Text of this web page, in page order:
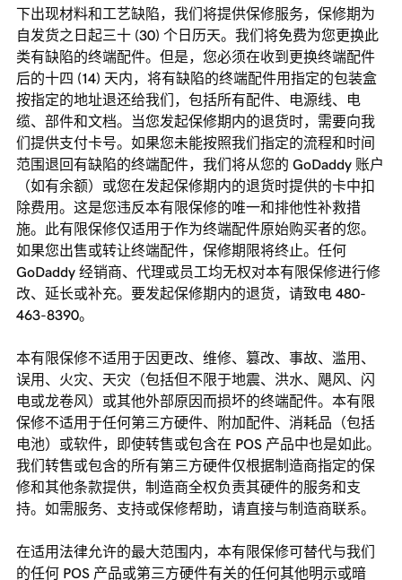
下出现材料和工艺缺陷，我们将提供保修服务，保修期为
自发货之日起三十 (30) 个日历天。我们将免费为您更换此
类有缺陷的终端配件。但是，您必须在收到更换终端配件
后的十四 (14) 天内，将有缺陷的终端配件用指定的包装盒
按指定的地址退还给我们，包括所有配件、电源线、电
缆、部件和文档。当您发起保修期内的退货时，需要向我
们提供支付卡号。如果您未能按照我们指定的流程和时间
范围退回有缺陷的终端配件，我们将从您的 GoDaddy 账户
（如有余额）或您在发起保修期内的退货时提供的卡中扣
除费用。这是您违反本有限保修的唯一和排他性补救措
施。此有限保修仅适用于作为终端配件原始购买者的您。
如果您出售或转让终端配件，保修期限将终止。任何
GoDaddy 经销商、代理或员工均无权对本有限保修进行修
改、延长或补充。要发起保修期内的退货，请致电 480-
463-8390。
本有限保修不适用于因更改、维修、篡改、事故、滥用、
误用、火灾、天灾（包括但不限于地震、洪水、飓风、闪
电或龙卷风）或其他外部原因而损坏的终端配件。本有限
保修不适用于任何第三方硬件、附加配件、消耗品（包括
电池）或软件，即使转售或包含在 POS 产品中也是如此。
我们转售或包含的所有第三方硬件仅根据制造商指定的保
修和其他条款提供，制造商全权负责其硬件的服务和支
持。如需服务、支持或保修帮助，请直接与制造商联系。
在适用法律允许的最大范围内，本有限保修可替代与我们
的任何 POS 产品或第三方硬件有关的任何其他明示或暗